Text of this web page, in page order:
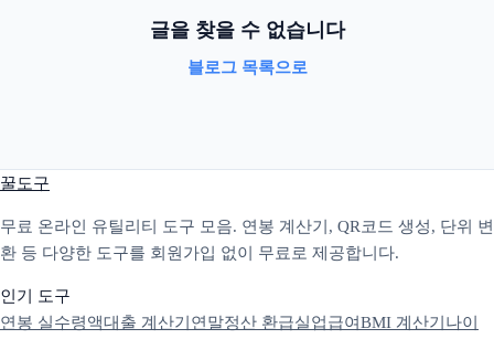
글을 찾을 수 없습니다
블로그 목록으로
꿀도구
무료 온라인 유틸리티 도구 모음. 연봉 계산기, QR코드 생성, 단위 변
환 등 다양한 도구를 회원가입 없이 무료로 제공합니다.
인기 도구
연봉 실수령액대출 계산기 연말정산 환급실업급여BMI 계산기 나이